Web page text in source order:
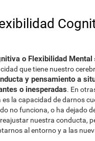
o Flexibilidad Mental
que tiene nuestro
y pensamiento a
o inesperadas. En
la capacidad de darnos
no funciona, o ha dejado
nuestra conducta,
al entorno y a las